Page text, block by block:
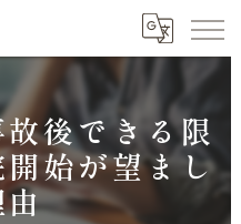
後できる限
始が望まし
由